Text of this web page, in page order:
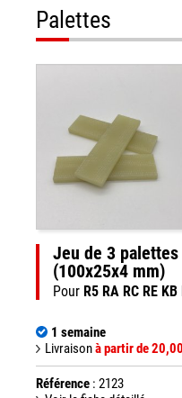
Palettes
Jeu de 3
(100x25x4 mm)
Pour R5 RA RC RE KB
1 semaine
Livraisonà partir de
Référence : 2123